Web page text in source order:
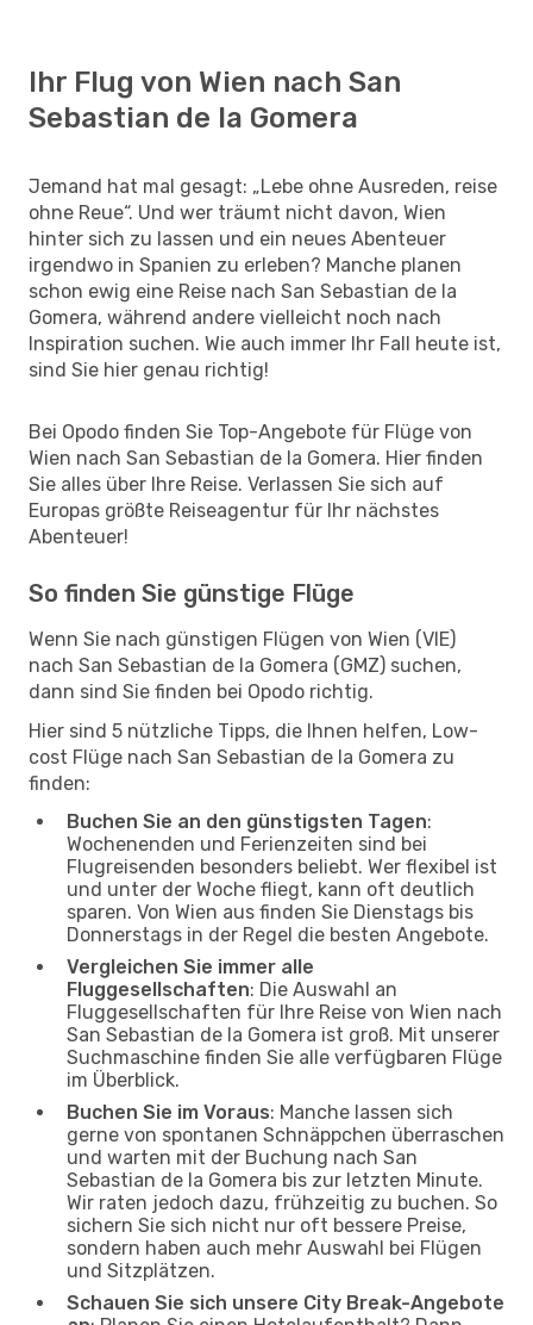
Ihr Flug von Wien nach San
Sebastian de la Gomera
Jemand hat mal gesagt: „Lebe ohne Ausreden, reise
ohne Reue“. Und wer träumt nicht davon, Wien
hinter sich zu lassen und ein neues Abenteuer
irgendwo in Spanien zu erleben? Manche planen
schon ewig eine Reise nach San Sebastian de la
Gomera, während andere vielleicht noch nach
Inspiration suchen. Wie auch immer Ihr Fall heute ist,
sind Sie hier genau richtig!
Bei Opodo finden Sie Top-Angebote für Flüge von
Wien nach San Sebastian de la Gomera. Hier finden
Sie alles über Ihre Reise. Verlassen Sie sich auf
Europas größte Reiseagentur für Ihr nächstes
Abenteuer!
So finden Sie günstige Flüge
Wenn Sie nach günstigen Flügen von Wien (VIE)
nach San Sebastian de la Gomera (GMZ) suchen,
dann sind Sie finden bei Opodo richtig.
Hier sind 5 nützliche Tipps, die Ihnen helfen, Low-
cost Flüge nach San Sebastian de la Gomera zu
finden:
Buchen Sie an den günstigsten Tagen:
Wochenenden und Ferienzeiten sind bei
Flugreisenden besonders beliebt. Wer flexibel ist
und unter der Woche fliegt, kann oft deutlich
sparen. Von Wien aus finden Sie Dienstags bis
Donnerstags in der Regel die besten Angebote.
Vergleichen Sie immer alle
Fluggesellschaften: Die Auswahl an
Fluggesellschaften für Ihre Reise von Wien nach
San Sebastian de la Gomera ist groß. Mit unserer
Suchmaschine finden Sie alle verfügbaren Flüge
im Überblick.
Buchen Sie im Voraus: Manche lassen sich
gerne von spontanen Schnäppchen überraschen
und warten mit der Buchung nach San
Sebastian de la Gomera bis zur letzten Minute.
Wir raten jedoch dazu, frühzeitig zu buchen. So
sichern Sie sich nicht nur oft bessere Preise,
sondern haben auch mehr Auswahl bei Flügen
und Sitzplätzen.
Schauen Sie sich unsere City Break-Angebote